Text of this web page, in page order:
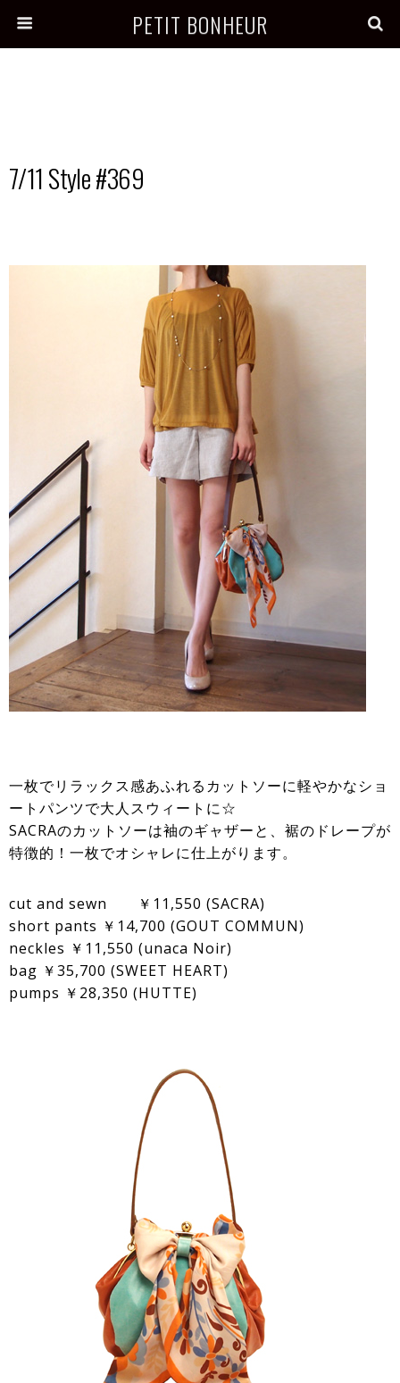
PETIT BONHEUR
7/11 Style #369
一枚でリラックス感あふれるカットソーに軽やかなショ
ートパンツで大人スウィートに☆
SACRAのカットソーは袖のギャザーと、裾のドレープが
特徴的！一枚でオシャレに仕上がります。
cut and sewn ￥11,550 (SACRA)
short pants ￥14,700 (GOUT COMMUN)
neckles ￥11,550 (unaca Noir)
bag ￥35,700 (SWEET HEART)
pumps ￥28,350 (HUTTE)